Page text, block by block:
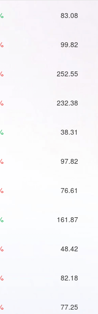
83.08
99.82
252.55
232.38
38.31
97.82
76.61
161.87
48.42
82.18
77.25